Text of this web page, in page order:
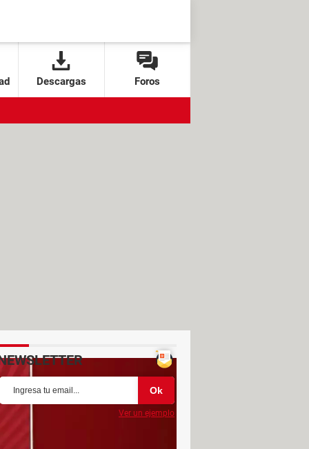
Descargas Foros
Ver un ejemplo